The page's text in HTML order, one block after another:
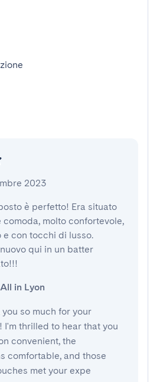
2023
è perfetto! Era situato
comoda, molto confortevole,
e con tocchi di lusso.
qui in un batter
in Lyon
so much for your
I'm thrilled to hear that you
convenient, the
comfortable, and those
met your expe